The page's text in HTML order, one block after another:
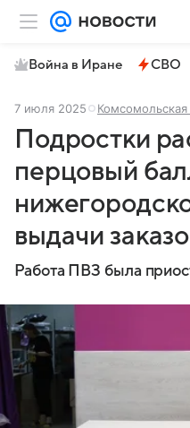
Война в Иране СВО
7 июля 2025 Комсомольская
Подростки
перцовый
выдачи
Работа ПВЗ была